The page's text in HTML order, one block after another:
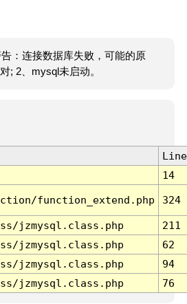
：连接数据库失败，可能的原
; 2、mysql未启动。
Line
14
function_extend.php 324
jzmysql.class.php
211
jzmysql.class.php
62
jzmysql.class.php
94
jzmysql.class.php 76